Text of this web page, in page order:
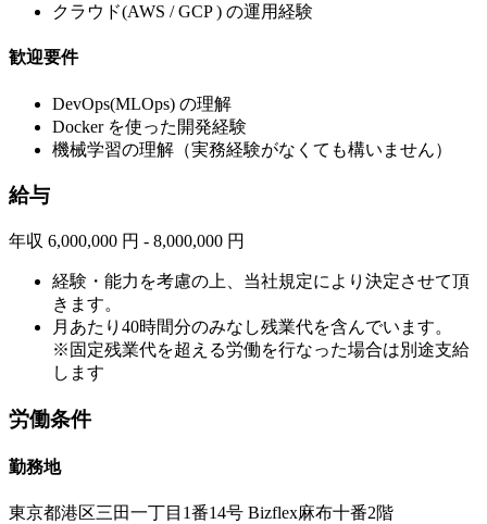
クラウド(AWS / GCP ) の運用経験
歓迎要件
DevOps(MLOps) の理解
Docker を使った開発経験
機械学習の理解（実務経験がなくても構いません）
給与
年収 6,000,000 円 - 8,000,000 円
経験・能力を考慮の上、当社規定により決定させて頂
きます。
月あたり40時間分のみなし残業代を含んでいます。
※固定残業代を超える労働を行なった場合は別途支給
します
労働条件
勤務地
東京都港区三田一丁目1番14号 Bizflex麻布十番2階